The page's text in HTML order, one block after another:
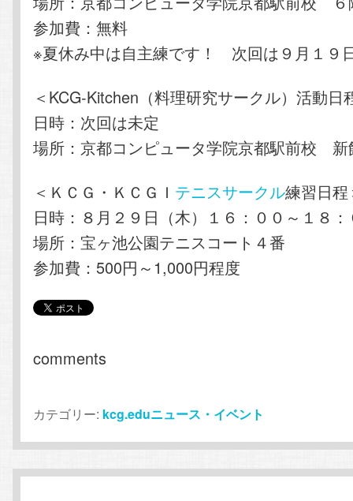
参加費：無料
※夏休み中は自主練です！ 次回は９月１９
＜KCG-Kitchen（料理研究サークル）活動日
日時：次回は未定
場所：京都コンピュータ学院京都駅前校 新
＜ＫＣＧ・ＫＣＧＩ テニスサークル練習日程
日時：８月２９日（木）１６：００～１８
場所：宝ヶ池公園テニスコート４番
参加費：500円～1,000円程度
comments
カテゴリー: kcg.eduニュース・イベント